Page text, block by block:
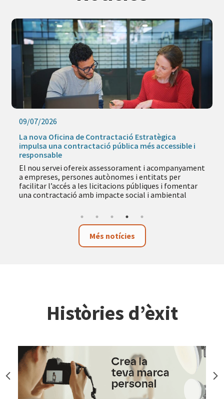
i
Descobreix l’Agenda d’Estiu d’ESS: formació i
per fer créixer projectes d’economia social i
La programació inclou sessions pràctiques
gestió econòmica, vendes, eines digitals i
emprenedoria, amb nous tallers previstos al
setembre
Més notícies
Històries d’èxit